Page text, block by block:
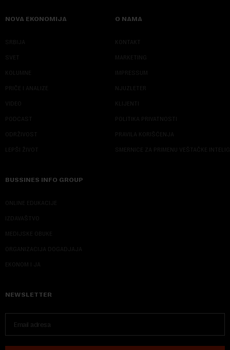
NOVA EKONOMIJA
SRBIJA
SVET
KOLUMNE
PRIČE I ANALIZE
VIDEO
PODCAST
ODRŽIVOST
LEPŠI ŽIVOT
O NAMA
KONTAKT
MARKETING
IMPRESSUM
NJUZLETER
KLIJENTI
POLITIKA PRIVATNOSTI
PRAVILA KORIŠĆENJA
SMERNICE ZA PRIMENU VEŠTAČKE
BUSSINES INFO GROUP
ONLINE EDUKACIJE
IZDAVAŠTVO
MEDIJSKE OBUKE
ORGANIZACIJA DOGADJAJA
EKONOM I JA
NEWSLETTER